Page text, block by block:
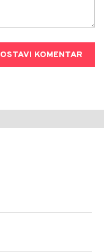
OSTAVI KOMENTAR